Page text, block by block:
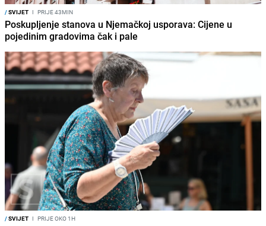
/SVIJET I PRIJE 43MIN
Poskupljenje stanova u Njemačkoj usporava: Cijene u
pojedinim gradovima čak i pale
/SVIJET I PRIJE OKO 1H